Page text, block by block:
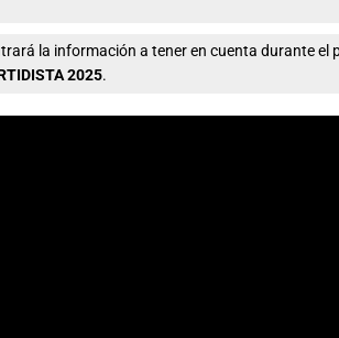
la información a tener en cuenta durante el
2025.